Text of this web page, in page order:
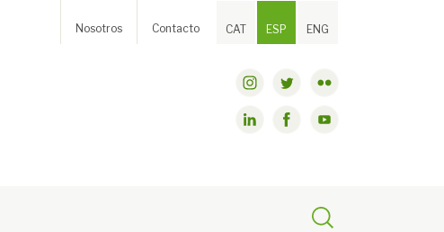
CAT ESP ENG
Nosotros Contacto